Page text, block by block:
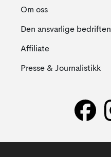
Om oss
Den ansvarlige bedriften
Affiliate
Presse & Journalistikk